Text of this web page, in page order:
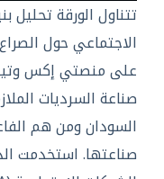
تتناول الورقة تحليل
الاجتماعي حول
على منصتي إكس
صناعة السرديات
السودان ومن هم
صناعتها. استخدمت